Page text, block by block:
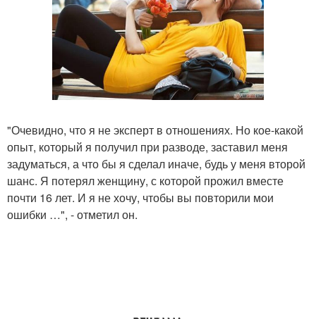
"Очевидно, что я не эксперт в отношениях. Но кое-какой
опыт, который я получил при разводе, заставил меня
задуматься, а что бы я сделал иначе, будь у меня второй
шанс. Я потерял женщину, с которой прожил вместе
почти 16 лет. И я не хочу, чтобы вы повторили мои
ошибки …", - отметил он.